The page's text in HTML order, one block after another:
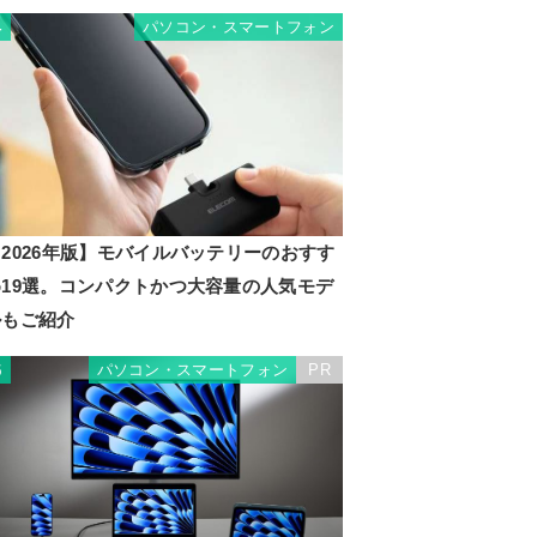
パソコン・スマートフォン
年版】モバイルバッテリーのおすす
選。コンパクトかつ大容量の人気モデ
ご紹介
パソコン・スマートフォン PR